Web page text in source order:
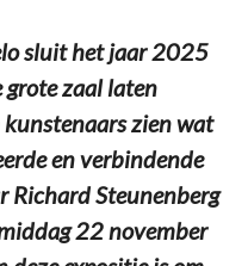
sluit het jaar 2025
grote zaal laten
zien wat
en verbindende
Richard Steunenberg
22 november